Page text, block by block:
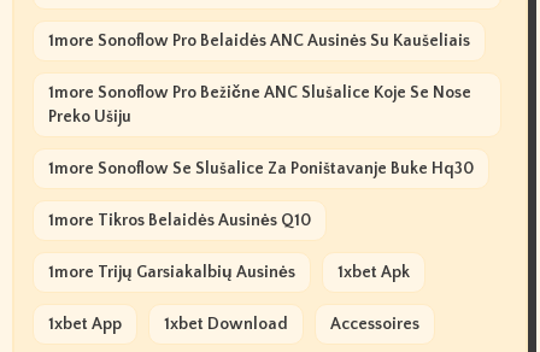
1more Sonoflow Pro Belaidės ANC Ausinės Su Kaušeliais
1more Sonoflow Pro Bežične ANC Slušalice Koje Se Nose
Preko Ušiju
1more Sonoflow Se Slušalice Za Poništavanje Buke Hq30
1more Tikros Belaidės Ausinės Q10
1more Trijų Garsiakalbių Ausinės 1xbet Apk
1xbet App 1xbet Download Accessoires